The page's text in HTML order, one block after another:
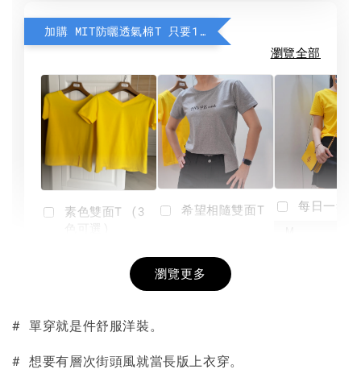
加購 MIT防曬透氣棉T 只要190元
瀏覽全部
素色雙面T (3
+
希望相隨雙面T
NT$ 190
-
每日一笑
瀏覽更多
# 單穿就是件舒服洋裝。
# 想要有層次街頭風就當長版上衣穿。